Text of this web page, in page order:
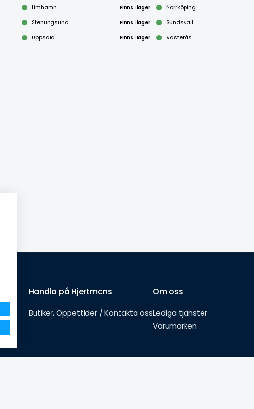
Limhamn
Finns i lager Norrköping
Stenungsund
Finns i lager Sundsvall
Uppsala
Finns i lager Västerås
Handla på Hjertmans
Butiker, Öppettider / Kontakta oss
Om oss
Lediga tjänster
Varumärken